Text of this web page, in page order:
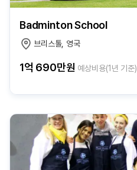
Badminton School
브리스톨, 영국
1억 690만원 예상비용(1년 기준)